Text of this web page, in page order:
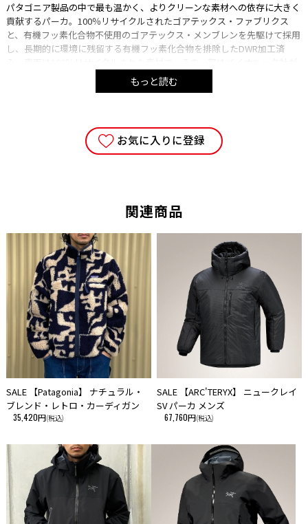
パタゴニア製品の中で最も温かく、よりクリーンな素材への依存に大きく
貢献するパーカ。100％リサイクルされたゴアテックス・ファブリクス
と、有機フッ素化合物不使用のゴアテックス・メンブレンを先駆けて採用
し、長期的に環境に残留する有機フッ素化合物を排除したDWR加工済
海洋プラスチックごみを再利用した素材を使用。フェアトレード・サーテ
リサイクル・ポリエステル100％のゴアテックス素材
シェルの素材は平織りのリサイクル・ポリエステル100％のゴアテック
ス・ファブリックスを使用し、その一部はバイオニック社がコスタリカの
本体と裏地はDWR加工（有機フッ素化合物不使用の耐久性撥水コーティン
100％リサイクル・ダウンのインサレーション
700フィルパワー・リサイクル・ダウン100％（ダウン製品から再生され
たダックダウンとグースダウン）のインサレーション入り
ストームフラップを備えたツーウェイ・フロントジッパー
ツーウェイ・フロントジッパーは外側に隠しスナップ留めストームフラッ
プを備え、内側にもストームフラップ付き。襟はあごへのあたりが快適な
起毛ジャージーの裏地付き
調整可能なインサレーション入りの固定式フード
保温性とプロテクションを提供するインサレーション入りの固定式フード
は隠しドローコードで調節可能
ジッパー式ハンドウォーマーポケットが２つと、内側に貴重品を安全に収
納できるチェストポケットが１つ
調整可能なストームカフス
手袋の上にも下にもフィットし温かさを封じ込める袖口。裾の隠しドロー
コードはフロントポケットの内側から調節可能
もっと読む
お気に入りに登録
関連商品
SALE 【Patagonia】 ナチュラル・
ブレンド・レトロ・カーディガン
35,420円(税込)
SALE 【ARC'TERYX】 ニュークレイ
SV パーカ メンズ
67,760円(税込)